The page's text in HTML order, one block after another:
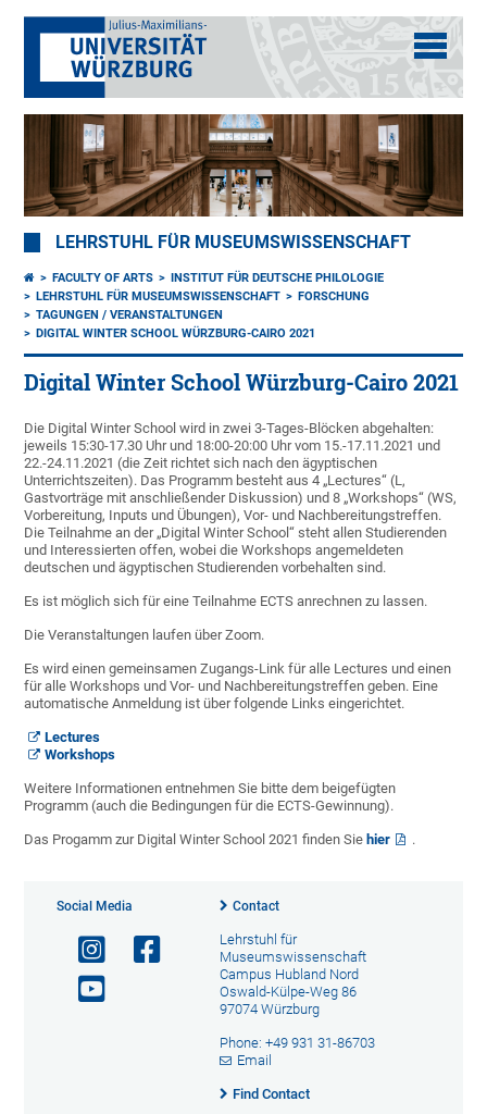
LEHRSTUHL FÜR MUSEUMSWISSENSCHAFT
FACULTY OF ARTS
INSTITUT FÜR DEUTSCHE PHILOLOGIE
LEHRSTUHL FÜR MUSEUMSWISSENSCHAFT
FORSCHUNG
TAGUNGEN / VERANSTALTUNGEN
DIGITAL WINTER SCHOOL WÜRZBURG-CAIRO 2021
Digital Winter School Würzburg-Cairo 2021
Die Digital Winter School wird in zwei 3-Tages-Blöcken abgehalten:
jeweils 15:30-17.30 Uhr und 18:00-20:00 Uhr vom 15.-17.11.2021 und
22.-24.11.2021 (die Zeit richtet sich nach den ägyptischen
Unterrichtszeiten). Das Programm besteht aus 4 „Lectures“ (L,
Gastvorträge mit anschließender Diskussion) und 8 „Workshops“ (WS,
Vorbereitung, Inputs und Übungen), Vor- und Nachbereitungstreffen.
Die Teilnahme an der „Digital Winter School“ steht allen Studierenden
und Interessierten offen, wobei die Workshops angemeldeten
deutschen und ägyptischen Studierenden vorbehalten sind.
Es ist möglich sich für eine Teilnahme ECTS anrechnen zu lassen.
Die Veranstaltungen laufen über Zoom.
Es wird einen gemeinsamen Zugangs-Link für alle Lectures und einen
für alle Workshops und Vor- und Nachbereitungstreffen geben. Eine
automatische Anmeldung ist über folgende Links eingerichtet.
Lectures
Workshops
Weitere Informationen entnehmen Sie bitte dem beigefügten
Programm (auch die Bedingungen für die ECTS-Gewinnung).
Das Progamm zur Digital Winter School 2021 finden Sie hier .
Social Media Contact
Lehrstuhl für
Museumswissenschaft
Campus Hubland Nord
Oswald-Külpe-Weg 86
97074 Würzburg
Phone: +49 931 31-86703
Email
Find Contact